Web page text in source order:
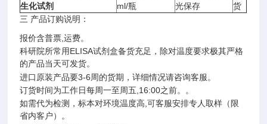
生化试剂
ml/瓶
光保存
货
三 产品订购说明：
报价含普票,运费。
科研院所常用ELISA试剂盒备货充足，除对温度要求极其严格
的产品当天可发货。
进口原装产品要3-6周的货期，详细情况请咨询客服。
订货时间为工作日每周一至周五,16:00之前。。
如需代为检测，标本对环境温度高,可客服安排专人取样（限
省内客户）。